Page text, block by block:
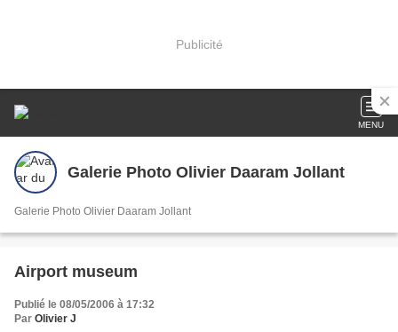
Publicité
MENU
Galerie Photo Olivier Daaram Jollant
Galerie Photo Olivier Daaram Jollant
Airport museum
Publié le 08/05/2006 à 17:32
Par Olivier J